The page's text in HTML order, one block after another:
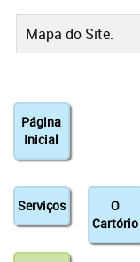
Mapa do Site.
Página
Inicial
Serviços
O
Cartório